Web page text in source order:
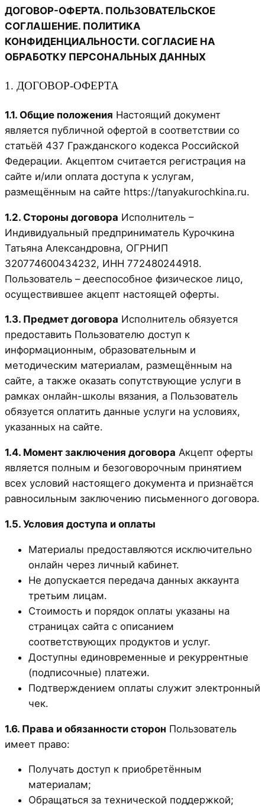
ДОГОВОР-ОФЕРТА. ПОЛЬЗОВАТЕЛЬСКОЕ
СОГЛАШЕНИЕ. ПОЛИТИКА
КОНФИДЕНЦИАЛЬНОСТИ. СОГЛАСИЕ НА
ОБРАБОТКУ ПЕРСОНАЛЬНЫХ ДАННЫХ
1. ДОГОВОР-ОФЕРТА
1.1. Общие положения Настоящий документ
является публичной офертой в соответствии со
статьёй 437 Гражданского кодекса Российской
Федерации. Акцептом считается регистрация на
сайте и/или оплата доступа к услугам,
размещённым на сайте https://tanyakurochkina.ru.
1.2. Стороны договора Исполнитель –
Индивидуальный предприниматель Курочкина
Татьяна Александровна, ОГРНИП
320774600434232, ИНН 772480244918.
Пользователь – дееспособное физическое лицо,
осуществившее акцепт настоящей оферты.
1.3. Предмет договора Исполнитель обязуется
предоставить Пользователю доступ к
информационным, образовательным и
методическим материалам, размещённым на
сайте, а также оказать сопутствующие услуги в
рамках онлайн-школы вязания, а Пользователь
обязуется оплатить данные услуги на условиях,
указанных на сайте.
1.4. Момент заключения договора Акцепт оферты
является полным и безоговорочным принятием
всех условий настоящего документа и признаётся
равносильным заключению письменного договора.
1.5. Условия доступа и оплаты
Материалы предоставляются исключительно
онлайн через личный кабинет.
Не допускается передача данных аккаунта
третьим лицам.
Стоимость и порядок оплаты указаны на
страницах сайта с описанием
соответствующих продуктов и услуг.
Доступны единовременные и рекуррентные
(подписочные) платежи.
Подтверждением оплаты служит электронный
чек.
1.6. Права и обязанности сторон Пользователь
имеет право:
Получать доступ к приобретённым
материалам;
Обращаться за технической поддержкой;